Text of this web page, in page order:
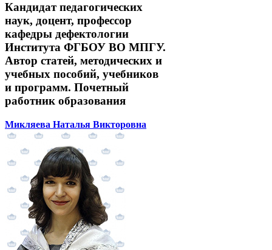
Кандидат педагогических
наук, доцент, профессор
кафедры дефектологии
Института ФГБОУ ВО МПГУ.
Автор статей, методических и
учебных пособий, учебников
и программ. Почетный
работник образования
Микляева Наталья Викторовна